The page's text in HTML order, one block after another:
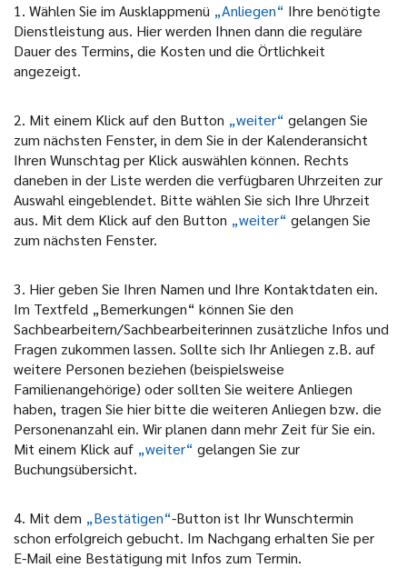
1. Wählen Sie im Ausklappmenü „Anliegen“ Ihre benötigte
Dienstleistung aus. Hier werden Ihnen dann die reguläre
Dauer des Termins, die Kosten und die Örtlichkeit
angezeigt.
2. Mit einem Klick auf den Button „weiter“ gelangen Sie
zum nächsten Fenster, in dem Sie in der Kalenderansicht
Ihren Wunschtag per Klick auswählen können. Rechts
daneben in der Liste werden die verfügbaren Uhrzeiten zur
Auswahl eingeblendet. Bitte wählen Sie sich Ihre Uhrzeit
aus. Mit dem Klick auf den Button „weiter“ gelangen Sie
zum nächsten Fenster.
3. Hier geben Sie Ihren Namen und Ihre Kontaktdaten ein.
Im Textfeld „Bemerkungen“ können Sie den
Sachbearbeitern/Sachbearbeiterinnen zusätzliche Infos und
Fragen zukommen lassen. Sollte sich Ihr Anliegen z.B. auf
weitere Personen beziehen (beispielsweise
Familienangehörige) oder sollten Sie weitere Anliegen
haben, tragen Sie hier bitte die weiteren Anliegen bzw. die
Personenanzahl ein. Wir planen dann mehr Zeit für Sie ein.
Mit einem Klick auf „weiter“ gelangen Sie zur
Buchungsübersicht.
4. Mit dem „Bestätigen“-Button ist Ihr Wunschtermin
schon erfolgreich gebucht. Im Nachgang erhalten Sie per
E-Mail eine Bestätigung mit Infos zum Termin.